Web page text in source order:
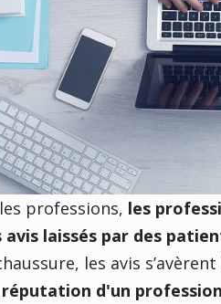
professions, les
avis laissés par des
les avis
d'un